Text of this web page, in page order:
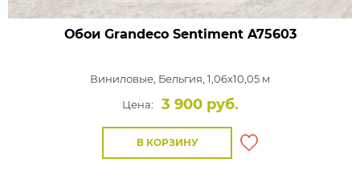
Обои Grandeco SentimentA75603
Виниловые, Бельгия, 1,06x10,05 м
Цена:
3 900 руб.
В КОРЗИНУ